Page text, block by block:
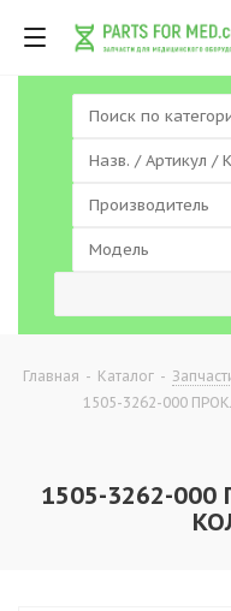
Главная - Каталог -
1505-3262-000
1505-3262-